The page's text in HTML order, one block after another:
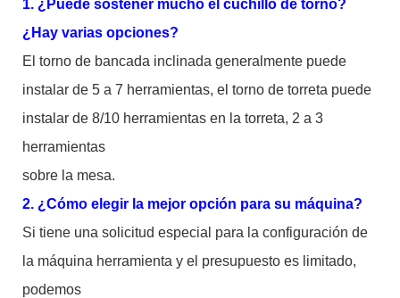
1. ¿Puede sostener mucho el cuchillo de torno?
¿Hay varias opciones?
El torno de bancada inclinada generalmente puede
instalar de 5 a 7 herramientas, el torno de torreta puede
instalar de 8/10 herramientas en la torreta, 2 a 3
herramientas
sobre la mesa.
2. ¿Cómo elegir la mejor opción para su máquina?
Si tiene una solicitud especial para la configuración de
la máquina herramienta y el presupuesto es limitado,
podemos